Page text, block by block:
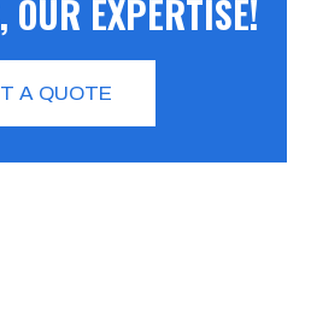
OUR EXPERTISE!
A QUOTE